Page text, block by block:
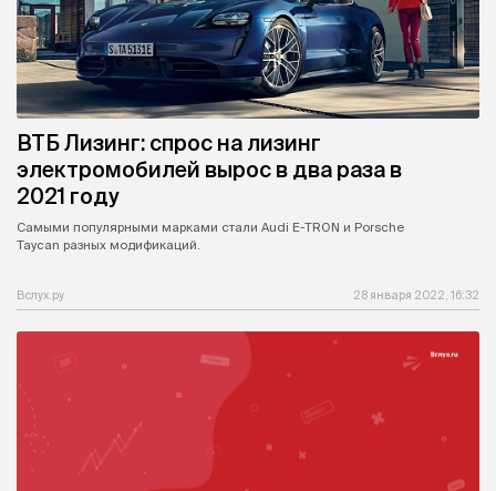
ВТБ Лизинг: спрос на лизинг
электромобилей вырос в два раза в
2021 году
Самыми популярными марками стали Audi E-TRON и Porsche
Taycan разных модификаций.
Вслух.ру 28 января 2022, 16:32